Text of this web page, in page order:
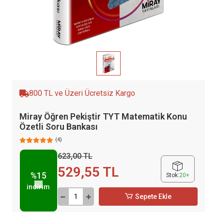
800 TL ve Üzeri Ücretsiz Kargo
Miray Öğren Pekiştir TYT Matematik Konu
Özetli Soru Bankası
(4)
%15
indirim
623,00 TL
529,55 TL Stok:20+
Sepete Ekle